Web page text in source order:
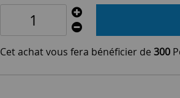
Cet achat vous fera bénéficier de 300